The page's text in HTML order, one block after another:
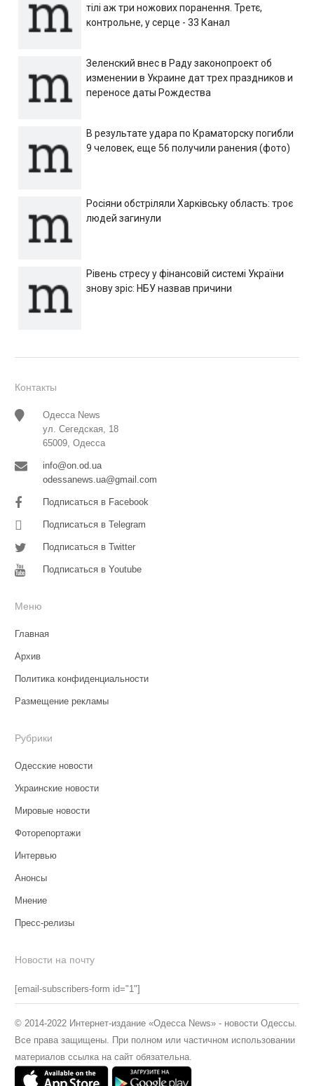
тілі аж три ножових поранення. Третє,
контрольне, у серце - 33 Канал
Зеленский внес в Раду законопроект об
изменении в Украине дат трех праздников и
переносе даты Рождества
В результате удара по Краматорску погибли
9 человек, еще 56 получили ранения (фото)
Росіяни обстріляли Харківську область: троє
людей загинули
Рівень стресу у фінансовій системі України
знову зріс: НБУ назвав причини
Контакты
Одесса News
ул. Сегедская, 18
65009, Одесса
info@on.od.ua
odessanews.ua@gmail.com
Подписаться в Facebook
Подписаться в Telegram
Подписаться в Twitter
Подписаться в Youtube
Меню
Главная
Архив
Политика конфиденциальности
Размещение рекламы
Рубрики
Одесские новости
Украинские новости
Мировые новости
Фоторепортажи
Интервью
Анонсы
Мнение
Пресс-релизы
Новости на почту
[email-subscribers-form id="1"]
© 2014-2022 Интернет-издание «Одесса News» - новости Одессы.
Все права защищены. При полном или частичном использовании
материалов ссылка на сайт обязательна.